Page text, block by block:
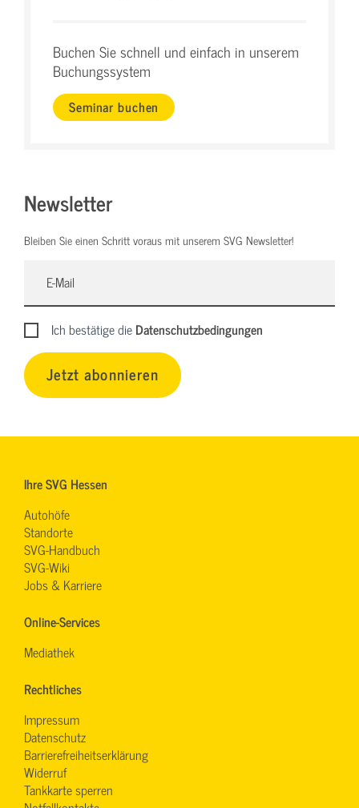
Buchen Sie schnell und einfach in unserem
Buchungssystem
Seminar buchen
Newsletter
Bleiben Sie einen Schritt voraus mit unserem SVG Newsletter!
Ich bestätige dieDatenschutzbedingungen
Jetzt abonnieren
Ihre SVG Hessen
Autohöfe
Standorte
SVG-Handbuch
SVG-Wiki
Jobs & Karriere
Online-Services
Mediathek
Rechtliches
Impressum
Datenschutz
Barrierefreiheitserklärung
Widerruf
Tankkarte sperren